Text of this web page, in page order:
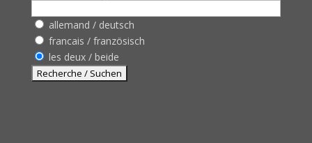
allemand / deutsch
francais / französisch
les deux / beide